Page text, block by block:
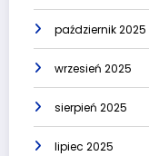
październik 2025
wrzesień 2025
sierpień 2025
lipiec 2025